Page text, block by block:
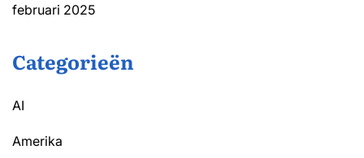
februari 2025
Categorieën
AI
Amerika